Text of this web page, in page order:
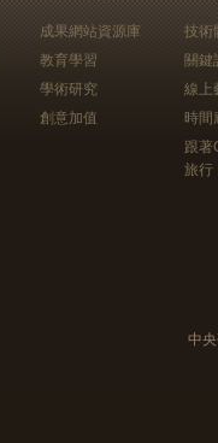
成果網站資源庫
教育學習
學術研究
創意加值
技術
關鍵
線上
時間
跟
旅行
中